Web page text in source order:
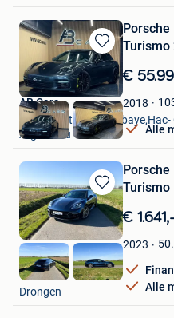
Bewaren
in
Mijn
Favorieten
Porsche
Turismo
€
2018
Alle
AB Cars
Vise + Partie De
Argenteau
Bewaren
in
Mijn
Favorieten
Porsche
Turismo
€ 1.641,-
2023
Alle
Spardex
Drongen